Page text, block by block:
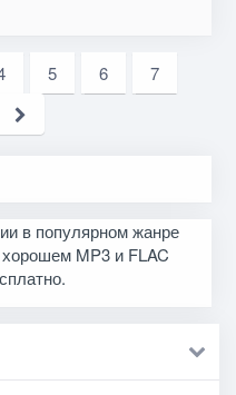
5 6
7
в популярном жанре
MP3 и FLAC